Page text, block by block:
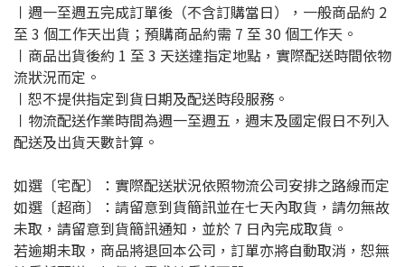
〡週一至週五完成訂單後（不含訂購當日），一般商品約 2
至 3 個工作天出貨；預購商品約需 7 至 30 個工作天。
〡商品出貨後約 1 至 3 天送達指定地點，實際配送時間依物
流狀況而定。
〡恕不提供指定到貨日期及配送時段服務。
〡物流配送作業時間為週一至週五，週末及國定假日不列入
配送及出貨天數計算。
如選〔宅配〕：實際配送狀況依照物流公司安排之路線而定
如選〔超商〕：請留意到貨簡訊並在七天內取貨，請勿無故
未取， 請留意到貨簡訊通知，並於 7 日內完成取貨。
若逾期未取，商品將退回本公司，訂單亦將自動取消，恕無